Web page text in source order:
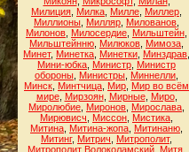
Милиция Милка Милле Миллер
Миллионы Милляр Милованов
Милонов Милосердие Мильштейн
Мильштейнню Милюков Мимоза
Минет, Минетка Минетки Минздрав
Мини-юбка Министр Министр
обороны Министры Миннелли
Минск Минтчица Мир Мир во всём
мире, Мирзоян, Мирные, Миро,
Миролюбие Миронов Мирослава
Мирювисч
Миссон Мистика
Митина Митина-жопа Митинаню
Митинг, Митрич Митрополит,
Митрополит Волоколамский Митя